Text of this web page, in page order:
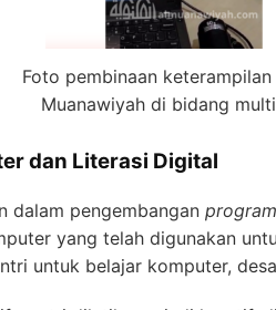
Foto pembinaan
Muanawiyah di bidang
dan Literasi Digital
dalam pengembangan
yang telah digunakan
untuk belajar komputer,